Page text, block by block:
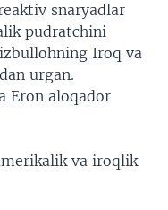
snaryadlar
pudratchini
Iroq va
urgan.
Eron aloqador
va iroqlik